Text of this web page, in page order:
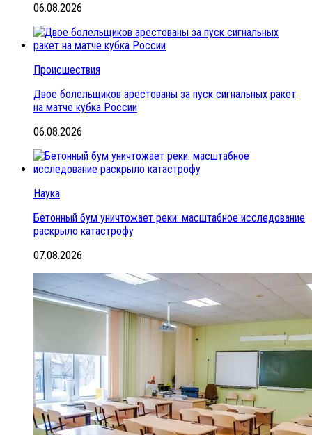
06.08.2026
Происшествия
Двое болельщиков арестованы за пуск сигнальных ракет
на матче кубка России
06.08.2026
Наука
Бетонный бум уничтожает реки: масштабное исследование
раскрыло катастрофу
07.08.2026